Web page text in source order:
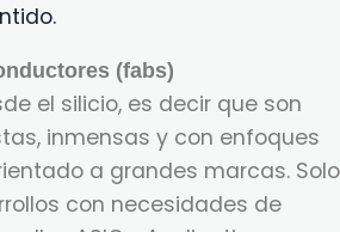
(fabs)
el silicio, es decir que son
inmensas y con enfoques
a grandes marcas. Solo
con necesidades de